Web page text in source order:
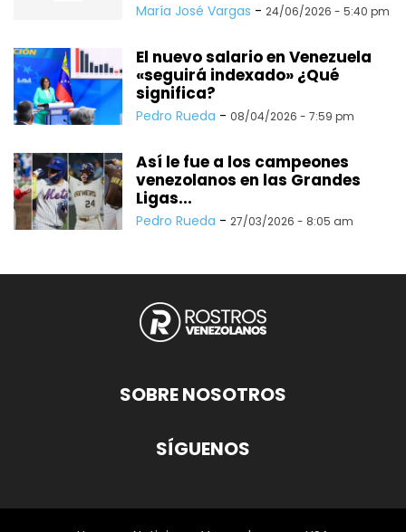
María José Vargas - 24/06/2026 - 5:40 pm
El nuevo salario en Venezuela
«seguirá indexado» ¿Qué
significa?
Pedro Rueda - 08/04/2026 - 7:59 pm
Así le fue a los campeones
venezolanos en las Grandes
Ligas...
Pedro Rueda - 27/03/2026 - 8:05 am
SOBRE NOSOTROS
SÍGUENOS